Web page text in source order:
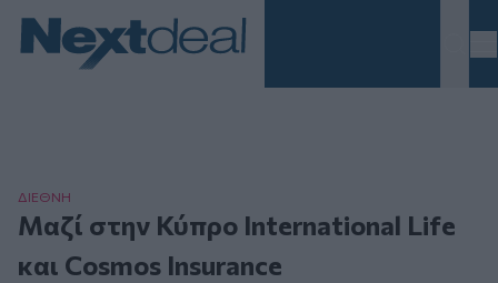
ΔΙΕΘΝΗ
Μαζί στην Κύπρο International Life
και Cosmos Insurance